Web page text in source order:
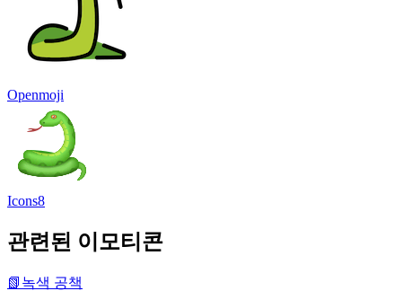
Openmoji
Icons8
관련된 이모티콘
📗 녹색 공책